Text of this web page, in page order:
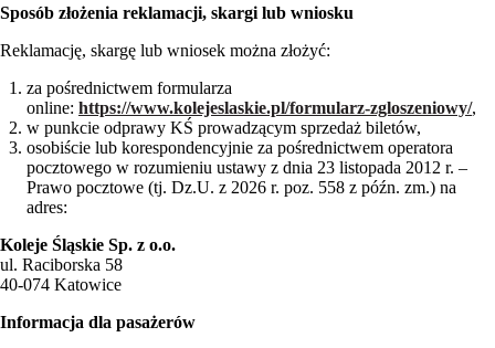
Sposób złożenia reklamacji, skargi lub wniosku
Reklamację, skargę lub wniosek można złożyć:
za pośrednictwem formularza
online: https://www.kolejeslaskie.pl/formularz-zgloszeniowy/,
w punkcie odprawy KŚ prowadzącym sprzedaż biletów,
osobiście lub korespondencyjnie za pośrednictwem operatora
pocztowego w rozumieniu ustawy z dnia 23 listopada 2012 r. –
Prawo pocztowe (tj. Dz.U. z 2026 r. poz. 558 z późn. zm.) na
adres:
Koleje Śląskie Sp. z o.o.
ul. Raciborska 58
40-074 Katowice
Informacja dla pasażerów